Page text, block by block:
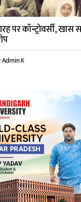
पर कॉन्ट्रोवर्सी,
Admin K